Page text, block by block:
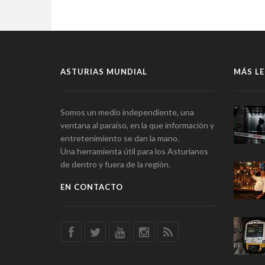
ASTURIAS MUNDIAL
Somos un medio independiente, una
ventana al paraíso, en la que información y
entretenimiento se dan la mano.
Una herramienta útil para los Asturianos
de dentro y fuera de la región.
EN CONTACTO
MÁS